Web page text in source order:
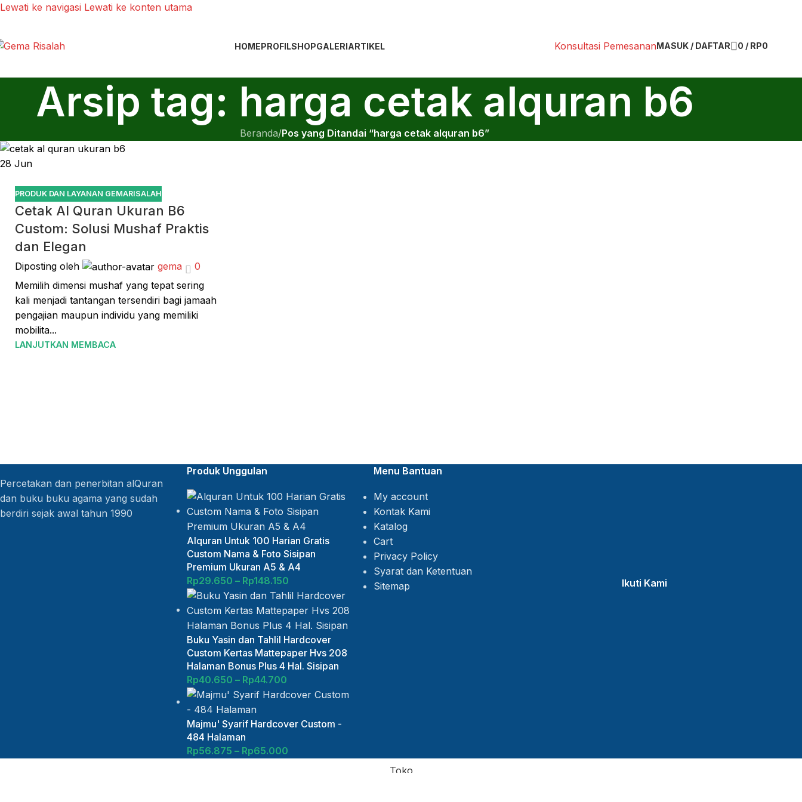
Lewati ke navigasi Lewati ke konten utama
HOMEPROFILSHOPGALERIARTIKEL Konsultasi PemesananMASUK / DAFTAR 0 / RP0
Arsip tag: harga cetak alquran b6
Beranda/Pos yang Ditandai “harga cetak alquran b6”
28 Jun
PRODUK DAN LAYANAN GEMARISALAH
Cetak Al Quran Ukuran B6
Custom: Solusi Mushaf Praktis
dan Elegan
Diposting oleh gema
0
Memilih dimensi mushaf yang tepat sering
kali menjadi tantangan tersendiri bagi jamaah
pengajian maupun individu yang memiliki
mobilita...
LANJUTKAN MEMBACA
Percetakan dan penerbitan alQuran
dan buku buku agama yang sudah
berdiri sejak awal tahun 1990
Produk Unggulan
Alquran Untuk 100 Harian Gratis
Custom Nama & Foto Sisipan
Premium Ukuran A5 & A4
Rp29.650 – Rp148.150
Buku Yasin dan Tahlil Hardcover
Custom Kertas Mattepaper Hvs 208
Halaman Bonus Plus 4 Hal. Sisipan
Rp40.650 – Rp44.700
Majmu' Syarif Hardcover Custom -
484 Halaman
Rp56.875 – Rp65.000
Menu Bantuan
My account
Kontak Kami
Katalog
Cart
Privacy Policy
Syarat dan Ketentuan
Sitemap
Ikuti Kami
Toko